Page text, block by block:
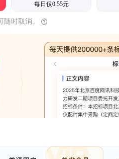
每日仅0.55元
时取消。